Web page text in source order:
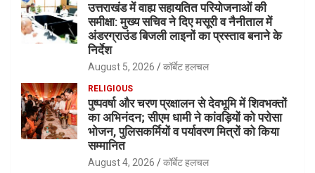
उत्तराखंड में वाह्य सहायतित परियोजनाओं की
समीक्षा: मुख्य सचिव ने दिए मसूरी व नैनीताल में
अंडरग्राउंड बिजली लाइनों का प्रस्ताव बनाने के
निर्देश
August 5, 2026 कॉर्बेट हलचल
RELIGIOUS
पुष्पवर्षा और चरण प्रक्षालन से देवभूमि में शिवभक्तों
का अभिनंदन; सीएम धामी ने कांवड़ियों को परोसा
भोजन, पुलिसकर्मियों व पर्यावरण मित्रों को किया
सम्मानित
August 4, 2026 कॉर्बेट हलचल